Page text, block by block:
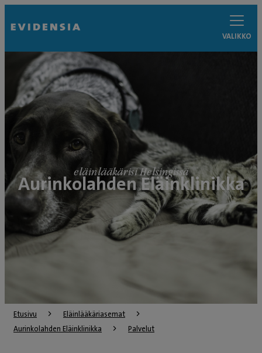
VALIKKO
Aurinkolahden Eläinklinikka
eläinlääkärisi Helsingissä
Etusivu
Eläinlääkäriasemat
Aurinkolahden Eläinklinikka
Palvelut